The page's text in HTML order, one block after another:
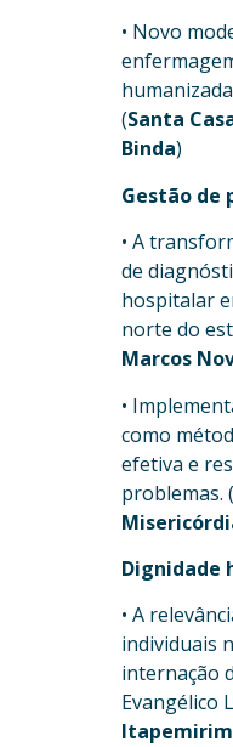
• Novo
(Santa
Binda)
Gestão de
• A
de
hospitalar
norte do
Marcos
•
como
efetiva e
problemas. (
Dignidade
• A
individuais
internação
Evangélico
Itapemirim